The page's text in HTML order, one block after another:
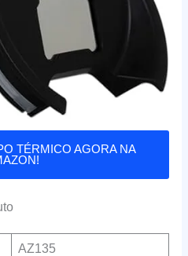
TÉRMICO AGORA NA
‎AZ135